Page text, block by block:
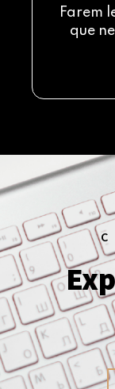
Farem
que